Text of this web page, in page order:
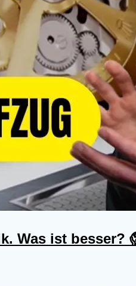
Was ist besser?